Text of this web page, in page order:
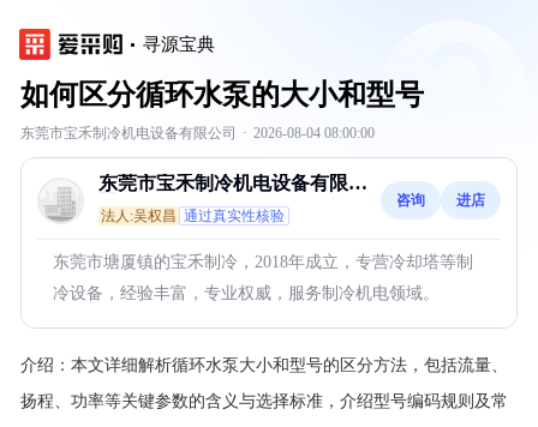
寻源宝典
如何区分循环水泵的大小和型号
东莞市宝禾制冷机电设备有限公司 · 2026-08-04 08:00:00
东莞市宝禾制冷机电设备有限公
司
法人:吴权昌 通过真实性核验
咨询 进店
东莞市塘厦镇的宝禾制冷，2018年成立，专营冷却塔等制
冷设备，经验丰富，专业权威，服务制冷机电领域。
介绍： 本文详细解析循环水泵大小和型号的区分方法，包括流量、
扬程、功率等关键参数的含义与选择标准，介绍型号编码规则及常